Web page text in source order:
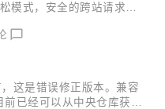
模式，安全的跨站请求可
Reactive Session 个性化
文章 Spring Boot 2.3 新特
这是错误修正版本。兼容
已经可以从中央仓库获